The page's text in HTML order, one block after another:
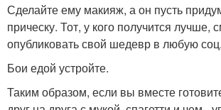
Сделайте ему макияж, а он пусть
прическу. Тот, у кого получится лучше,
опубликовать свой шедевр в любую
Бои едой устройте.
Таким образом, если вы вместе